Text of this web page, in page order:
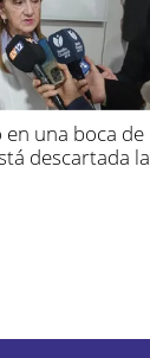
en una boca de
descartada la